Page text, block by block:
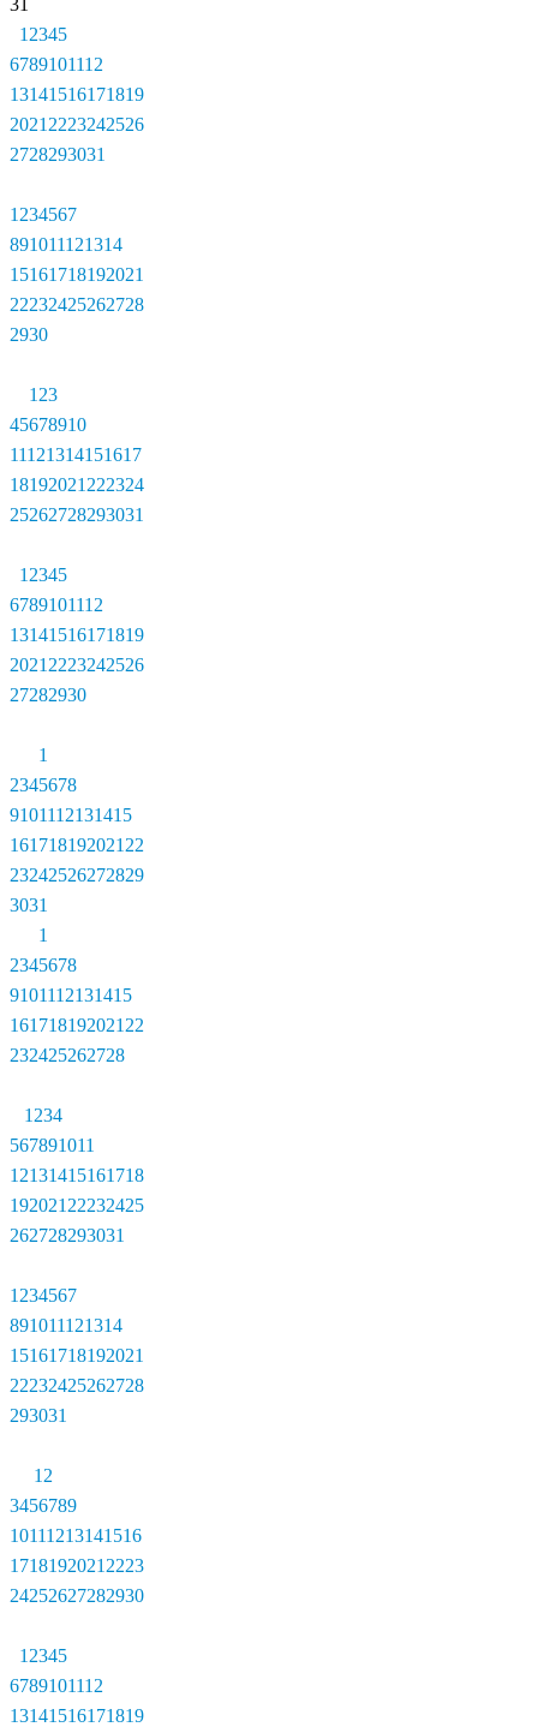
31
1 2345
6789101112
13141516171819
2021 2223242526
2728293031
1 234567
891011121314
15161718192021
22232425262728
2930
1 23
45678910
11121314151617
18192021 222324
25262728293031
1 2345
6789101112
13141516171819
2021 2223242526
27282930
1
2345678
9101112131415
161718192021 22
23242526272829
3031
1
2345678
9101112131415
161718192021 22
232425262728
1 234
567891011
12131415161718
192021 22232425
262728293031
1 234567
891011121314
15161718192021
22232425262728
293031
1 2
3456789
10111213141516
1718192021 2223
24252627282930
1 2345
6789101112
13141516171819